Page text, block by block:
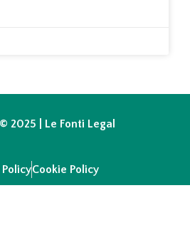
2025 | Le Fonti Legal
Cookie Policy